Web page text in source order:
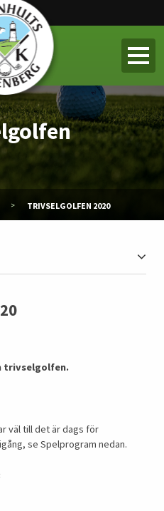
TRIVSELGOLFEN 2020
trivselgolfen.
väl till det är dags för
se Spelprogram nedan.